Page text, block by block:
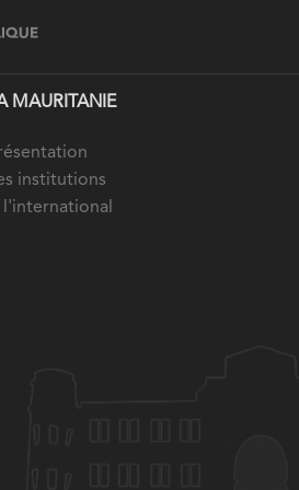
MAURITANIE
institutions
l'international